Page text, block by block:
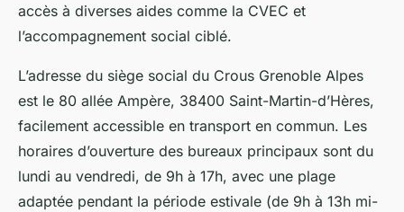
accès à diverses aides comme la CVEC et
l’accompagnement social ciblé.
L’adresse du siège social du Crous Grenoble Alpes
est le 80 allée Ampère, 38400 Saint-Martin-d’Hères,
facilement accessible en transport en commun. Les
horaires d’ouverture des bureaux principaux sont du
lundi au vendredi, de 9h à 17h, avec une plage
adaptée pendant la période estivale (de 9h à 13h mi-